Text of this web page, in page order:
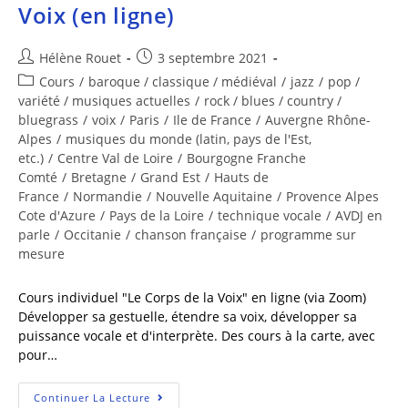
Voix (en ligne)
Hélène Rouet
3 septembre 2021
Cours / baroque / classique / médiéval / jazz / pop /
variété / musiques actuelles / rock / blues / country /
bluegrass / voix / Paris / Ile de France / Auvergne Rhône-
Alpes / musiques du monde (latin, pays de l'Est,
etc.) / Centre Val de Loire / Bourgogne Franche
Comté / Bretagne / Grand Est / Hauts de
France / Normandie / Nouvelle Aquitaine / Provence Alpes
Cote d'Azure / Pays de la Loire / technique vocale / AVDJ en
parle / Occitanie / chanson française / programme sur
mesure
Cours individuel "Le Corps de la Voix" en ligne (via Zoom)
Développer sa gestuelle, étendre sa voix, développer sa
puissance vocale et d'interprète. Des cours à la carte, avec
pour…
Continuer La Lecture